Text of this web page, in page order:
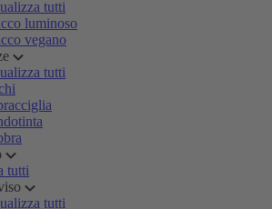
tutti
luminoso
vegano
tutti
tutti
tutti